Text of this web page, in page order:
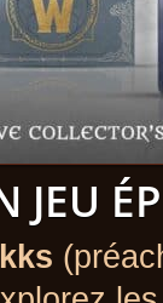
JEU